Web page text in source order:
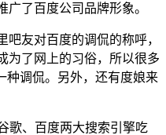
了百度公司品牌形象。
友对百度的调侃的称呼，
为了网上的习俗，所以很多
种调侃。另外，还有度娘来
歌、百度两大搜索引擎吃